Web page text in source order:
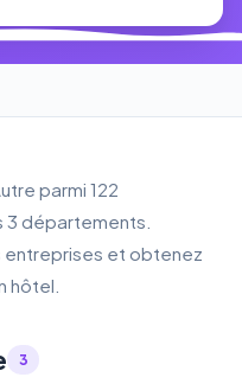
parmi 122
départements.
entreprises et obtenez
hôtel.
3